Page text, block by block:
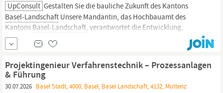
UpConsult Gestalten Sie die bauliche Zukunft des Kantons
Basel-Landschaft Unsere Mandantin, das Hochbauamt des
Kantons Basel-Landschaft, verantwortet die Entwicklung,
Realisierung und Bewirtschaftung eines kantonalen
Immobilienportfolios von rund 600 Objekten mit einem
zentraler...
Projektingenieur Verfahrenstechnik – Prozessanlagen
& Führung
30.07.2026 Basel Stadt, 4000, Basel, Basel Landschaft, 4132, Muttenz